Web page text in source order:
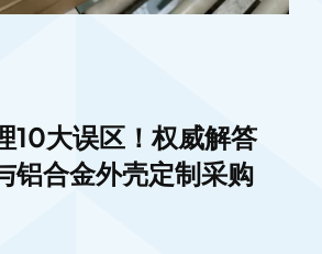
10大误区！权威解答
铝合金外壳定制采购